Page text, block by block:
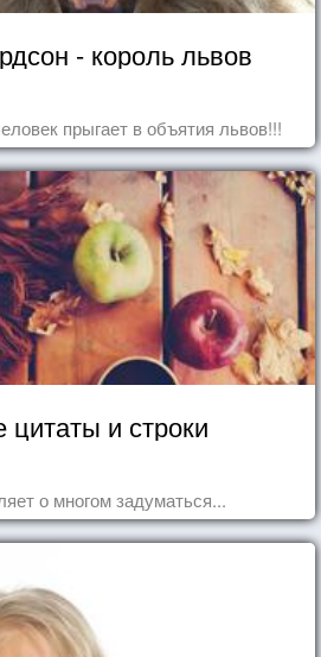
- король львов
прыгает в объятия львов!!!
цитаты и строки
о многом задуматься...